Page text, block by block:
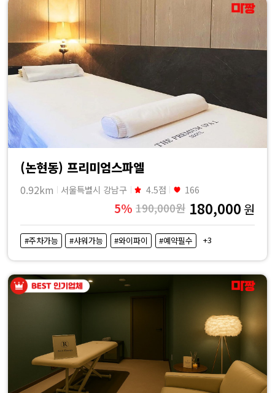
(논현동) 프리미엄스파엘
0.92km 서울특별시 강남구 4.5점 166
5% 190,000원 180,000 원
#주차가능 #샤워가능 #와이파이 #예약필수 +3